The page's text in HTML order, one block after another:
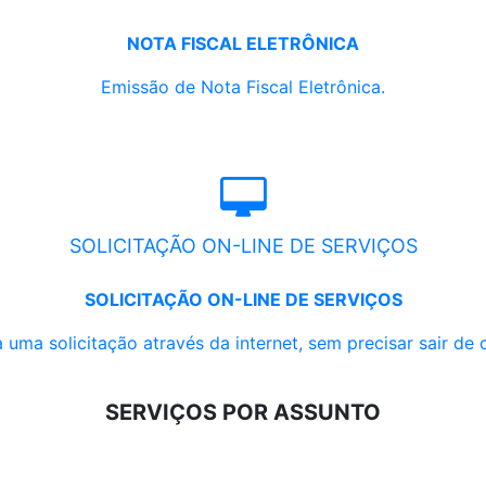
NOTA FISCAL ELETRÔNICA
Emissão de Nota Fiscal Eletrônica.
SOLICITAÇÃO ON-LINE DE SERVIÇOS
SOLICITAÇÃO ON-LINE DE SERVIÇOS
uma solicitação através da internet, sem precisar sair de
SERVIÇOS POR ASSUNTO